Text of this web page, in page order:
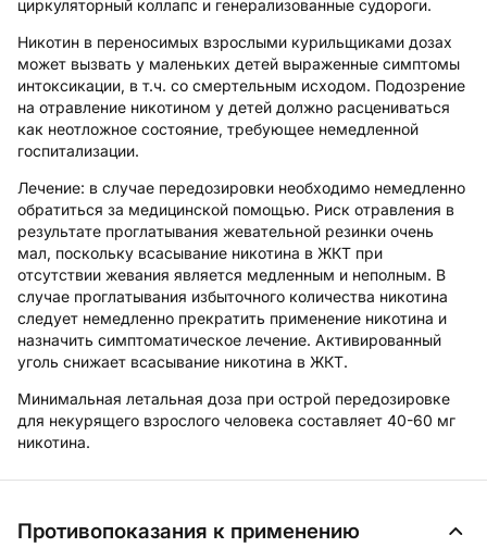
циркуляторный коллапс и генерализованные судороги.
Никотин в переносимых взрослыми курильщиками дозах
может вызвать у маленьких детей выраженные симптомы
интоксикации, в т.ч. со смертельным исходом. Подозрение
на отравление никотином у детей должно расцениваться
как неотложное состояние, требующее немедленной
госпитализации.
Лечение: в случае передозировки необходимо немедленно
обратиться за медицинской помощью. Риск отравления в
результате проглатывания жевательной резинки очень
мал, поскольку всасывание никотина в ЖКТ при
отсутствии жевания является медленным и неполным. В
случае проглатывания избыточного количества никотина
следует немедленно прекратить применение никотина и
назначить симптоматическое лечение. Активированный
уголь снижает всасывание никотина в ЖКТ.
Минимальная летальная доза при острой передозировке
для некурящего взрослого человека составляет 40-60 мг
никотина.
Противопоказания к применению